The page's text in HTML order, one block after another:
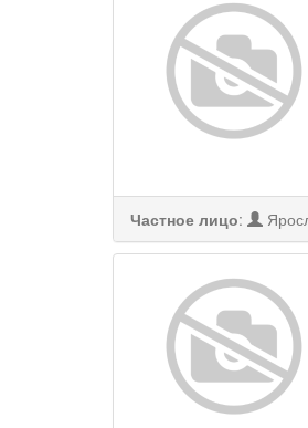
Частное лицо: